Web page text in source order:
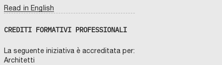
Read in English
CREDITI FORMATIVI PROFESSIONALI
La seguente iniziativa è accreditata per:
Architetti